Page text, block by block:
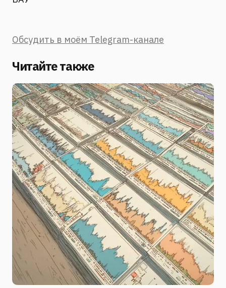
Обсудить в моём Telegram-канале
Читайте также